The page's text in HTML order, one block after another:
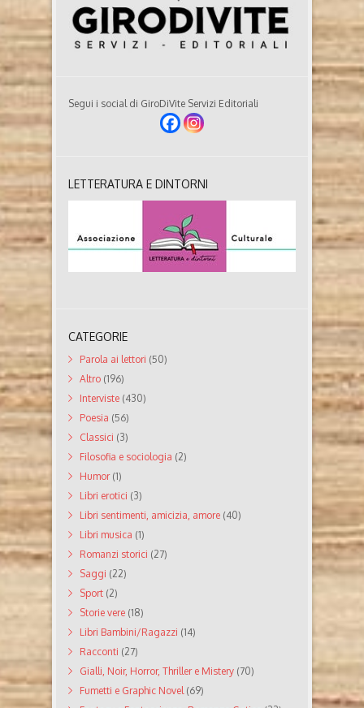
Segui i social di GiroDiVite Servizi Editoriali
LETTERATURA E DINTORNI
CATEGORIE
Parola ai lettori (50)
Altro (196)
Interviste (430)
Poesia (56)
Classici (3)
Filosofia e sociologia (2)
Humor(1)
Libri erotici (3)
Libri sentimenti, amicizia, amore (40)
Libri musica (1)
Romanzi storici (27)
Saggi (22)
Sport (2)
Storie vere (18)
Libri Bambini/Ragazzi (14)
Racconti (27)
Gialli, Noir, Horror, Thriller e Mistery (70)
Fumetti e Graphic Novel(69)